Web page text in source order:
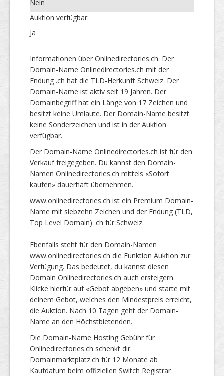
Nein
Auktion verfügbar:
Ja
Informationen über Onlinedirectories.ch. Der
Domain-Name Onlinedirectories.ch mit der
Endung .ch hat die TLD-Herkunft Schweiz. Der
Domain-Name ist aktiv seit 19 Jahren. Der
Domainbegriff hat ein Länge von 17 Zeichen und
besitzt keine Umlaute. Der Domain-Name besitzt
keine Sonderzeichen und ist in der Auktion
verfügbar.
Der Domain-Name Onlinedirectories.ch ist für den
Verkauf freigegeben. Du kannst den Domain-
Namen Onlinedirectories.ch mittels «Sofort
kaufen» dauerhaft übernehmen.
www.onlinedirectories.ch ist ein Premium Domain-
Name mit siebzehn Zeichen und der Endung (TLD,
Top Level Domain) .ch für Schweiz.
Ebenfalls steht für den Domain-Namen
www.onlinedirectories.ch die Funktion Auktion zur
Verfügung. Das bedeutet, du kannst diesen
Domain Onlinedirectories.ch auch ersteigern.
Klicke hierfür auf «Gebot abgeben» und starte mit
deinem Gebot, welches den Mindestpreis erreicht,
die Auktion. Nach 10 Tagen geht der Domain-
Name an den Höchstbietenden.
Die Domain-Name Hosting Gebühr für
Onlinedirectories.ch schenkt dir
Domainmarktplatz.ch für 12 Monate ab
Kaufdatum beim offiziellen Switch Registrar